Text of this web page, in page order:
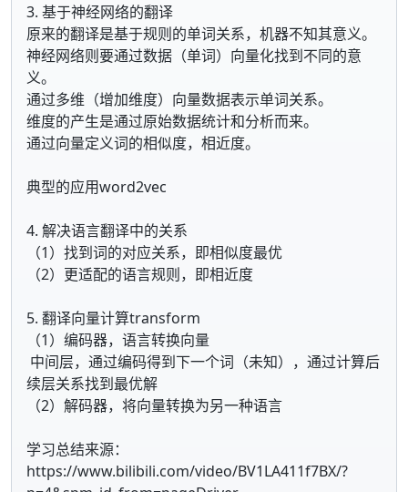
3. 基于神经网络的翻译
原来的翻译是基于规则的单词关系，机器不知其意义。
神经网络则要通过数据（单词）向量化找到不同的意
义。
通过多维（增加维度）向量数据表示单词关系。
维度的产生是通过原始数据统计和分析而来。
通过向量定义词的相似度，相近度。
典型的应用word2vec
4. 解决语言翻译中的关系
（1）找到词的对应关系，即相似度最优
（2）更适配的语言规则，即相近度
5. 翻译向量计算transform
（1）编码器，语言转换向量
中间层，通过编码得到下一个词（未知），通过计算后
续层关系找到最优解
（2）解码器，将向量转换为另一种语言
学习总结来源：
https://www.bilibili.com/video/BV1LA411f7BX/?